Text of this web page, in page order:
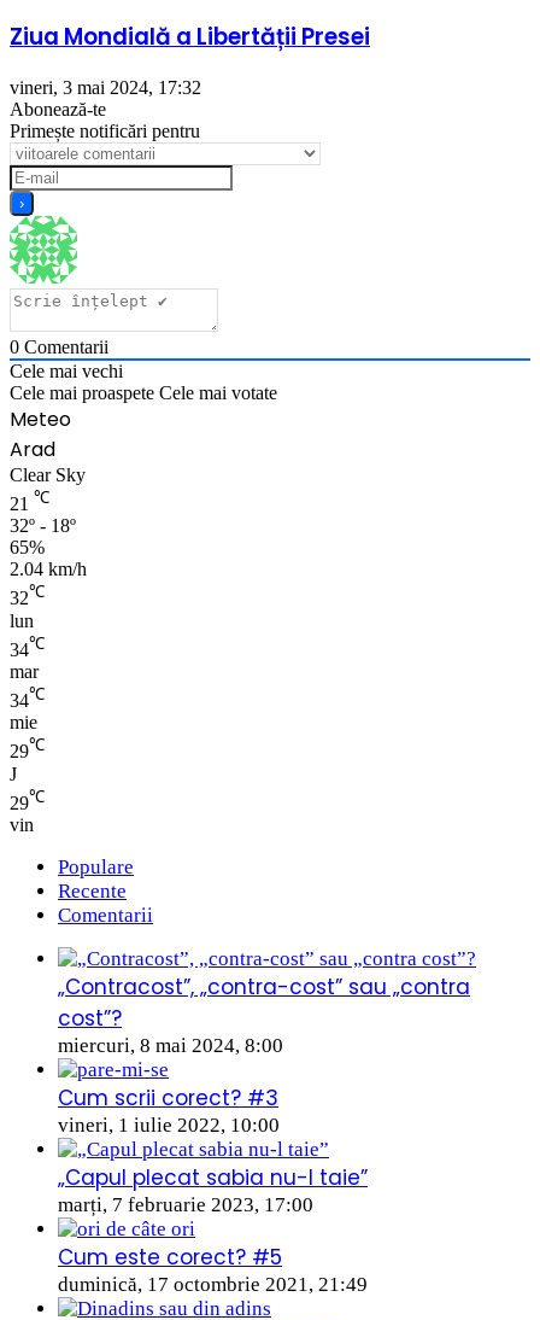
Ziua Mondială a Libertății Presei
vineri, 3 mai 2024, 17:32
Abonează-te
Primește notificări pentru
0 Comentarii
Cele mai vechi
Cele mai proaspete Cele mai votate
Meteo
Arad
Clear Sky
21 ℃
32º - 18º
65%
2.04 km/h
32℃
lun
34℃
mar
34℃
mie
29℃
J
29℃
vin
Populare
Recente
Comentarii
„Contracost”, „contra-cost” sau „contra
cost”?
miercuri, 8 mai 2024, 8:00
Cum scrii corect? #3
vineri, 1 iulie 2022, 10:00
„Capul plecat sabia nu-l taie”
marți, 7 februarie 2023, 17:00
Cum este corect? #5
duminică, 17 octombrie 2021, 21:49